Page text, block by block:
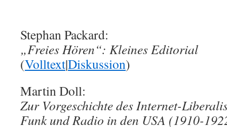
Stephan Packard:
„Freies Hören“: Kleines Editorial
(Volltext|Diskussion)
Martin Doll:
Zur Vorgeschichte des Internet-
Funk und Radio in den USA (1910-